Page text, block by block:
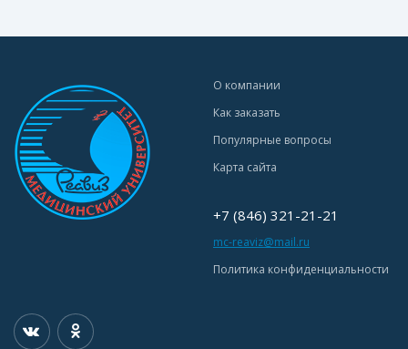
О компании
Как заказать
Популярные вопросы
Карта сайта
+7 (846) 321-21-21
mc-reaviz@mail.ru
Политика конфиденциальности